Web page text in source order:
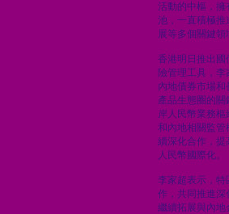
活動的中樞，擁
池，一直積極推
展等多個關鍵領
香港明日推出國
險管理工具，
內地債券市場
產品生態圈的
岸人民幣業務
和內地相關監管
續深化合作，提
人民幣國際化。
李家超表示，特
作，共同推進深
繼續拓展與內地